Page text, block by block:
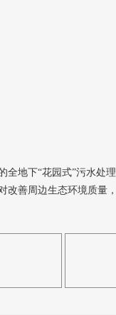
全地下“花园式”污水处理
改善周边生态环境质量，